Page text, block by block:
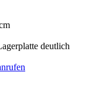
deutlich